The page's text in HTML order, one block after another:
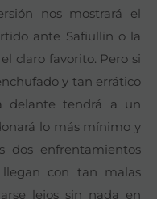
nos mostrará el
ante Safiullin o la
claro favorito. Pero si
y tan errático
delante tendrá a un
lo más mínimo y
dos enfrentamientos
llegan con tan malas
lejos sin nada en